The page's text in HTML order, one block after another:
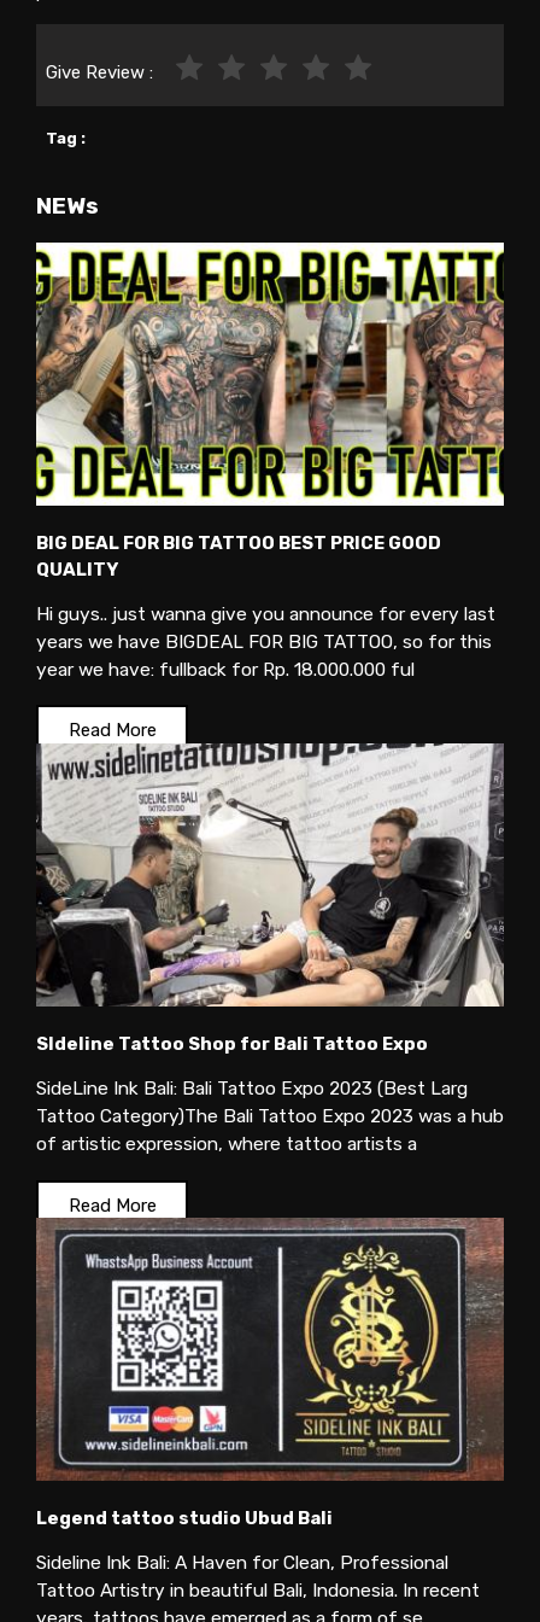
Give Review :
Tag :
NEWs
BIG DEAL FOR BIG TATTOO BEST PRICE GOOD
QUALITY
Hi guys.. just wanna give you announce for every last
years we have BIGDEAL FOR BIG TATTOO, so for this
year we have: fullback for Rp. 18.000.000 ful
Read More
SIdeline Tattoo Shop for Bali Tattoo Expo
SideLine Ink Bali: Bali Tattoo Expo 2023 (Best Larg
Tattoo Category)The Bali Tattoo Expo 2023 was a hub
of artistic expression, where tattoo artists a
Read More
Legend tattoo studio Ubud Bali
Sideline Ink Bali: A Haven for Clean, Professional
Tattoo Artistry in beautiful Bali, Indonesia. In recent